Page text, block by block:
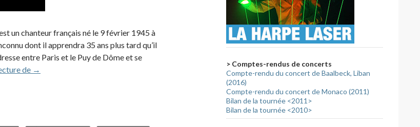
un chanteur français né le 9 février 1945 à
dont il apprendra 35 ans plus tard qu’il
entre Paris et le Puy de Dôme et se
de Gérard Lenorman (1975)
→
> Comptes-rendus de concerts
Compte-rendu du concert de Baalbeck, Liban
(2016)
Compte-rendu du concert de Monaco (2011)
Bilan de la tournée <2011>
Bilan de la tournée <2010>